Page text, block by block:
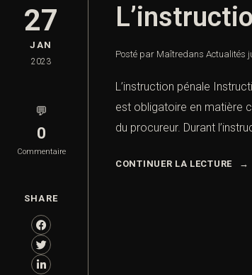
27
JAN
2023
💬
0
Commentaire
SHARE
Posté par Maîtredans Actualités
L’instruction pénale
est obligatoire en matière
du procureur. Durant
CONTINUER LA LECTURE